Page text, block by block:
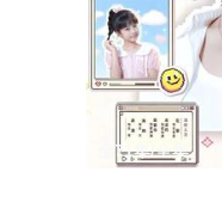
全71集/全集